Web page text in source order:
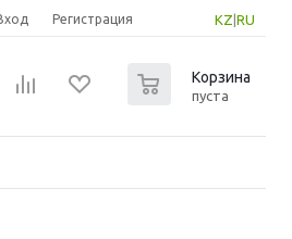
KZ RU
Регистрация
Корзина
пуста